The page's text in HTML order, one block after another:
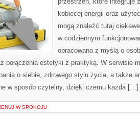
kobiecej energii oraz
mogą znaleźć tutaj
w codziennym
opracowana z myślą o
połączenia estetyki z praktyką. W serwisie
o siebie, zdrowego stylu życia, a także
w sposób czytelny, dzięki czemu każda […]
W SPOKOJU